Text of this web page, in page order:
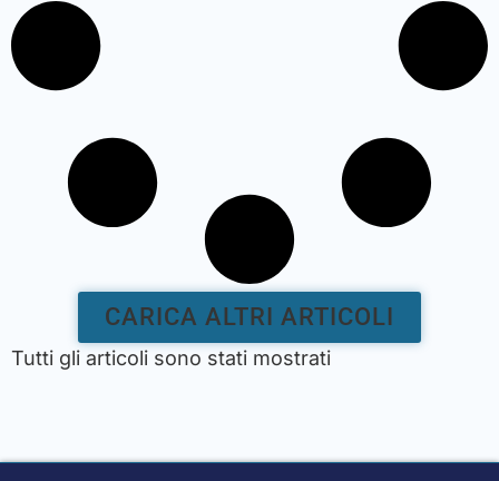
CARICA ALTRI ARTICOLI
Tutti gli articoli sono stati mostrati